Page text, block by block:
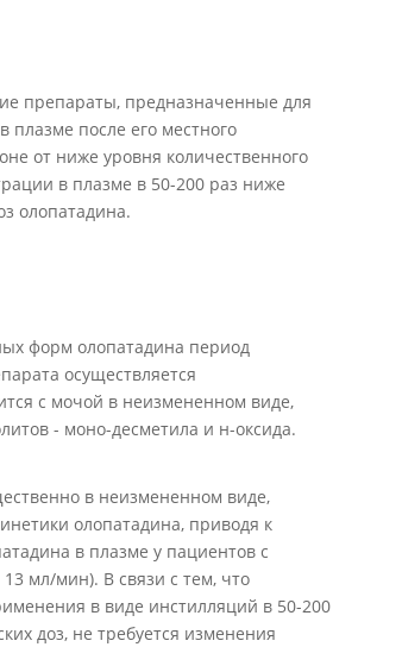
препараты, предназначенные для
после его местного
от ниже уровня количественного
в плазме в 50-200 раз ниже
олопатадина.
форм олопатадина период
осуществляется
с мочой в неизмененном виде,
- моно-десметила и н-оксида.
в неизмененном виде,
олопатадина, приводя к
в плазме у пациентов с
мл/мин). В связи с тем, что
в виде инстилляций в 50-200
доз, не требуется изменения